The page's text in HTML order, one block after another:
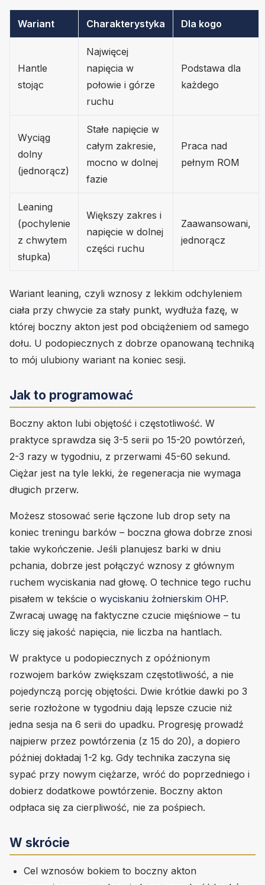
Wariant Charakterystyka Dla kogo
Hantle
stojąc
Najwięcej
napięcia w
połowie i górze
ruchu
Podstawa dla
każdego
Wyciąg
dolny
(jednorącz)
Stałe napięcie w
całym zakresie,
mocno w dolnej
fazie
Praca nad
pełnym ROM
Leaning
(pochylenie
z chwytem
słupka)
Większy zakres i
napięcie w dolnej
części ruchu
Zaawansowani,
jednorącz
Wariant leaning, czyli wznosy z lekkim odchyleniem
ciała przy chwycie za stały punkt, wydłuża fazę, w
której boczny akton jest pod obciążeniem od samego
dołu. U podopiecznych z dobrze opanowaną techniką
to mój ulubiony wariant na koniec sesji.
Jak to programować
Boczny akton lubi objętość i częstotliwość. W
praktyce sprawdza się 3-5 serii po 15-20 powtórzeń,
2-3 razy w tygodniu, z przerwami 45-60 sekund.
Ciężar jest na tyle lekki, że regeneracja nie wymaga
długich przerw.
Możesz stosować serie łączone lub drop sety na
koniec treningu barków – boczna głowa dobrze znosi
takie wykończenie. Jeśli planujesz barki w dniu
pchania, dobrze jest połączyć wznosy z głównym
ruchem wyciskania nad głowę. O technice tego ruchu
pisałem w tekście o wyciskaniu żołnierskim OHP.
Zwracaj uwagę na faktyczne czucie mięśniowe – tu
liczy się jakość napięcia, nie liczba na hantlach.
W praktyce u podopiecznych z opóźnionym
rozwojem barków zwiększam częstotliwość, a nie
pojedynczą porcję objętości. Dwie krótkie dawki po 3
serie rozłożone w tygodniu dają lepsze czucie niż
jedna sesja na 6 serii do upadku. Progresję prowadź
najpierw przez powtórzenia (z 15 do 20), a dopiero
później dokładaj 1-2 kg. Gdy technika zaczyna się
sypać przy nowym ciężarze, wróć do poprzedniego i
dobierz dodatkowe powtórzenie. Boczny akton
odpłaca się za cierpliwość, nie za pośpiech.
W skrócie
Cel wznosów bokiem to boczny akton